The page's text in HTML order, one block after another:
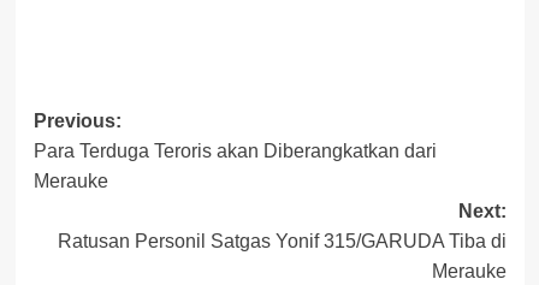
Post
navigation
Previous:
Para Terduga Teroris akan Diberangkatkan dari
Merauke
Next:
Ratusan Personil Satgas Yonif 315/GARUDA Tiba di
Merauke